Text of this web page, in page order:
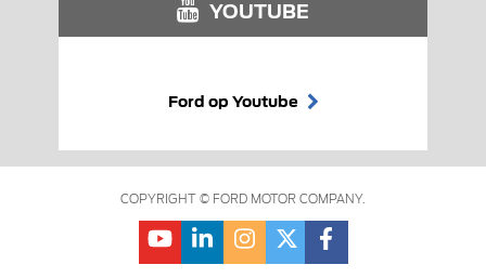
YOUTUBE
Ford op Youtube
COPYRIGHT © FORD MOTOR COMPANY.